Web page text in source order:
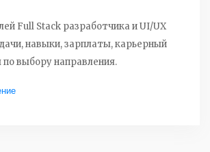
Full Stack разработчика и UI/UX
навыки, зарплаты, карьерный
по выбору направления.